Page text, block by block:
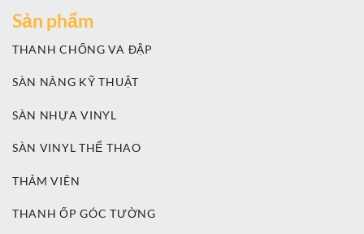
Sản phẩm
THANH CHỐNG VA ĐẬP
SÀN NÂNG KỸ THUẬT
SÀN NHỰA VINYL
SÀN VINYL THỂ THAO
THẢM VIÊN
THANH ỐP GÓC TƯỜNG